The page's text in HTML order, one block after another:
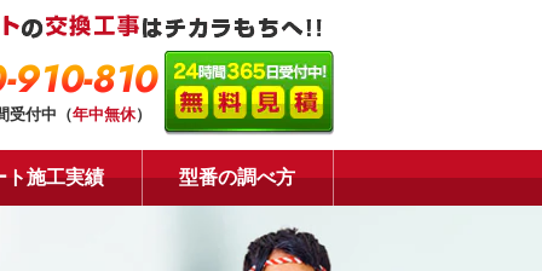
910-810
受付中（年中無休）
ト施工実績 型番の調べ方